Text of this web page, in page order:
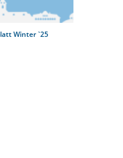
Winter ˋ25